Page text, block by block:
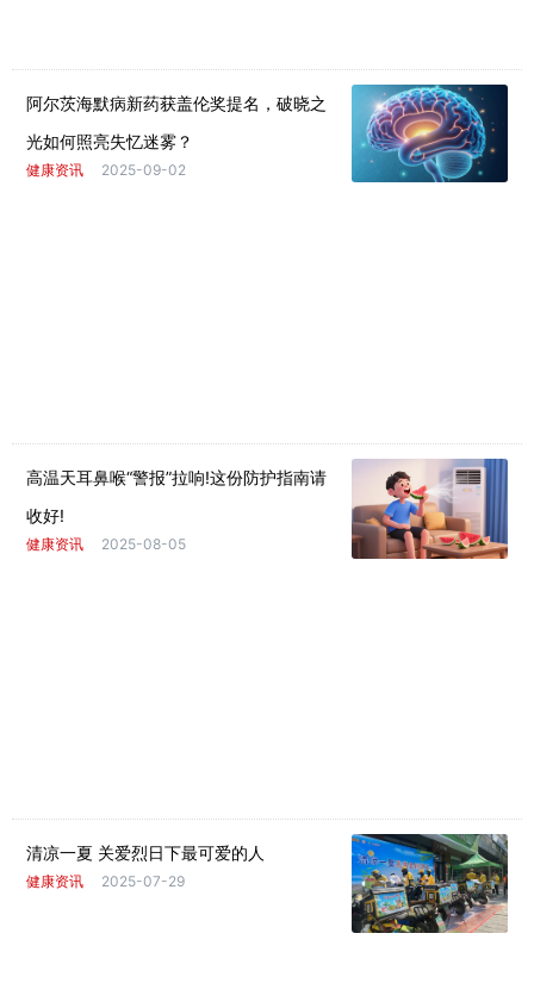
阿尔茨海默病新药获盖伦奖提名，破晓之
光如何照亮失忆迷雾？
健康资讯 2025-09-02
高温天耳鼻喉“警报”拉响!这份防护指南请
收好!
健康资讯 2025-08-05
清凉一夏 关爱烈日下最可爱的人
健康资讯 2025-07-29